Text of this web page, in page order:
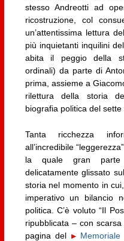
stesso Andreotti ad
ricostruzione, col
un’attentissima lettura
più inquietanti inquilini
abita il peggio della
ordinali) da parte di
prima, assieme a
rilettura della storia
biografia politica del
Tanta ricchezza
all’incredibile
la quale gran
delicatamente glissato
storia nel momento in
imperativo un bilancio
politica. C’è voluto “Il
ripubblicata – con
pagina del
Memoriale